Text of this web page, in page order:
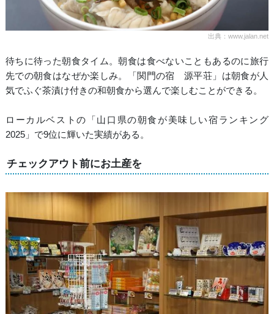
出典：www.jalan.net
待ちに待った朝食タイム。朝食は食べないこともあるのに旅行
先での朝食はなぜか楽しみ。「関門の宿 源平荘」は朝食が人
気でふぐ茶漬け付きの和朝食から選んで楽しむことができる。
ローカルベストの「山口県の朝食が美味しい宿ランキング
2025」で9位に輝いた実績がある。
チェックアウト前にお土産を